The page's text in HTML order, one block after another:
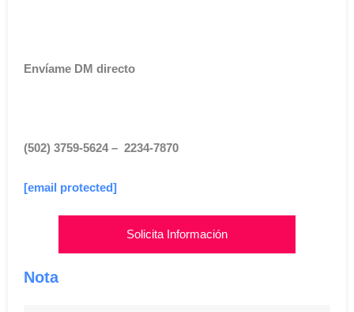
Envíame DM directo
(502) 3759-5624 – 2234-7870
[email protected]
Solicita Información
Nota